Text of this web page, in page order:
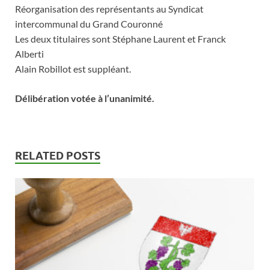
Réorganisation des représentants au Syndicat
intercommunal du Grand Couronné
Les deux titulaires sont Stéphane Laurent et Franck
Alberti
Alain Robillot est suppléant.
Délibération votée à l’unanimité.
RELATED POSTS